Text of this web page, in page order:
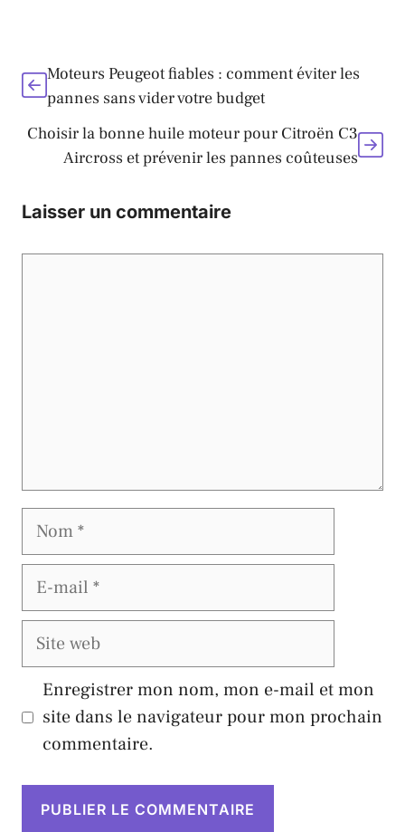
Moteurs Peugeot fiables : comment éviter les
pannes sans vider votre budget
Choisir la bonne huile moteur pour Citroën C3
Aircross et prévenir les pannes coûteuses
Laisser un commentaire
Nom
E-
Site
Enregistrer mon nom, mon e-mail et mon
site dans le navigateur pour mon prochain
commentaire.